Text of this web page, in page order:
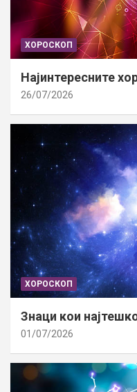
ХОРОСКОП
Најинтересните
26/07/2026
ХОРОСКОП
Знаци кои
01/07/2026